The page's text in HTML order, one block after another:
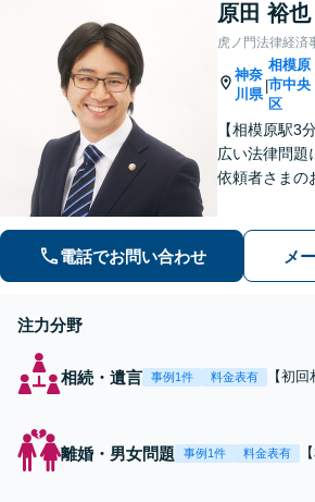
原田 裕也
虎ノ門法律経済
神奈
川県
|
相模原
市中央
区
【相模原駅3
広い法律問題
依頼者さまの
【休日・夜
心の柔軟なサ
電話でお問い合わせ メ
注力分野
相続・遺言 事例1件 料金表有
【初
「幅広
他士業
離婚・男女問題 事例1件 料金表有